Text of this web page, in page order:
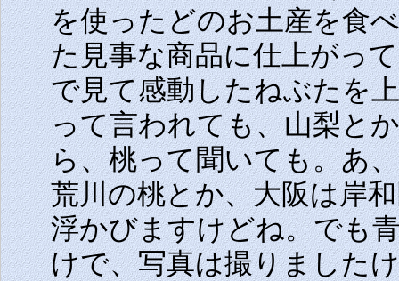
を使ったどのお土産を食
た見事な商品に仕上がっ
で見て感動したねぶたを
って言われても、山梨と
ら、桃って聞いても。あ
荒川の桃とか、大阪は岸
浮かびますけどね。でも
けで、写真は撮りました